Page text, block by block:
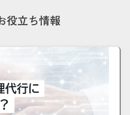
役立ち情報